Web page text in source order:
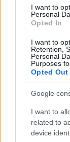
I want to
Personal
Opted In
I want to
Retention,
Personal
Purposes
Opted Out
Google
I want to
related to
device